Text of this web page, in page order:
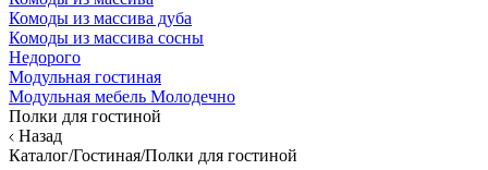
Комоды из массива дуба
Комоды из массива сосны
Недорого
Модульная гостиная
Модульная мебель Молодечно
Полки для гостиной
Назад
Каталог/Гостиная/Полки для гостиной